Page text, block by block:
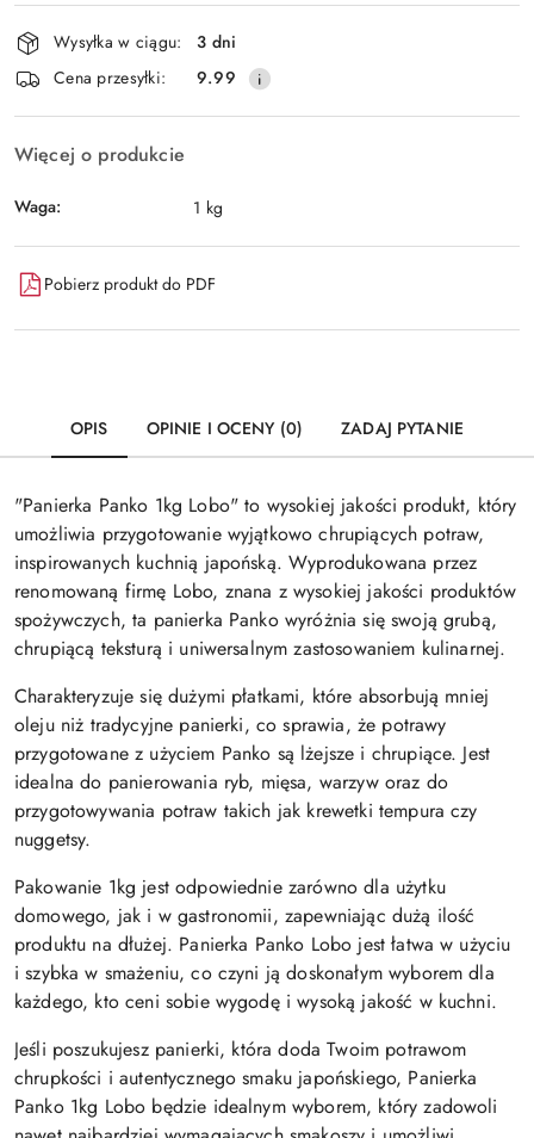
Wyślij
Dostępność
i
dostawa
Wysyłka w ciągu:
3 dni
Cena przesyłki:
9.99
Więcej o produkcie
Waga: 1 kg
Pobierz produkt do PDF
OPIS OPINIE I OCENY (0) ZADAJ PYTANIE
"Panierka Panko 1kg Lobo" to wysokiej jakości produkt, który
umożliwia przygotowanie wyjątkowo chrupiących potraw,
inspirowanych kuchnią japońską. Wyprodukowana przez
renomowaną firmę Lobo, znana z wysokiej jakości produktów
spożywczych, ta panierka Panko wyróżnia się swoją grubą,
chrupiącą teksturą i uniwersalnym zastosowaniem kulinarnej.
Charakteryzuje się dużymi płatkami, które absorbują mniej
oleju niż tradycyjne panierki, co sprawia, że potrawy
przygotowane z użyciem Panko są lżejsze i chrupiące. Jest
idealna do panierowania ryb, mięsa, warzyw oraz do
przygotowywania potraw takich jak krewetki tempura czy
nuggetsy.
Pakowanie 1kg jest odpowiednie zarówno dla użytku
domowego, jak i w gastronomii, zapewniając dużą ilość
produktu na dłużej. Panierka Panko Lobo jest łatwa w użyciu
i szybka w smażeniu, co czyni ją doskonałym wyborem dla
każdego, kto ceni sobie wygodę i wysoką jakość w kuchni.
Jeśli poszukujesz panierki, która doda Twoim potrawom
chrupkości i autentycznego smaku japońskiego, Panierka
Panko 1kg Lobo będzie idealnym wyborem, który zadowoli